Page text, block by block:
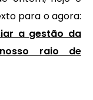
para o agora:
a gestão da
raio de